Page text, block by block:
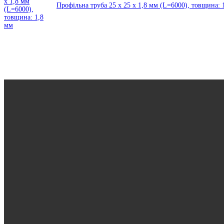
Профільна труба 25 x 25 x 1,8 мм (L=6000), товщина: